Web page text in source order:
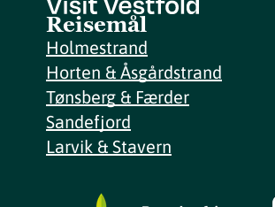
Reisemål
Holmestrand
Horten & Åsgårdstrand
Tønsberg & Færder
Sandefjord
Larvik & Stavern